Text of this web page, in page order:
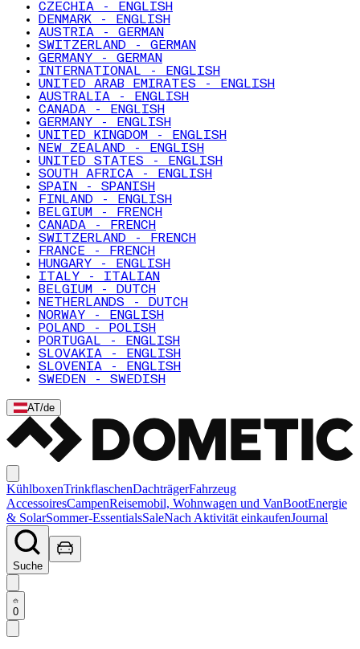
CZECHIA - ENGLISH
DENMARK - ENGLISH
AUSTRIA - GERMAN
SWITZERLAND - GERMAN
GERMANY - GERMAN
INTERNATIONAL - ENGLISH
UNITED ARAB EMIRATES - ENGLISH
AUSTRALIA - ENGLISH
CANADA - ENGLISH
GERMANY - ENGLISH
UNITED KINGDOM - ENGLISH
NEW ZEALAND - ENGLISH
UNITED STATES - ENGLISH
SOUTH AFRICA - ENGLISH
SPAIN - SPANISH
FINLAND - ENGLISH
BELGIUM - FRENCH
CANADA - FRENCH
SWITZERLAND - FRENCH
FRANCE - FRENCH
HUNGARY - ENGLISH
ITALY - ITALIAN
BELGIUM - DUTCH
NETHERLANDS - DUTCH
NORWAY - ENGLISH
POLAND - POLISH
PORTUGAL - ENGLISH
SLOVAKIA - ENGLISH
SLOVENIA - ENGLISH
SWEDEN - SWEDISH
AT/de
KühlboxenTrinkflaschenDachträgerFahrzeug
AccessoiresCampenReisemobil, Wohnwagen und VanBootEnergie
& SolarSommer-EssentialsSaleNach Aktivität einkaufenJournal
Suche
0